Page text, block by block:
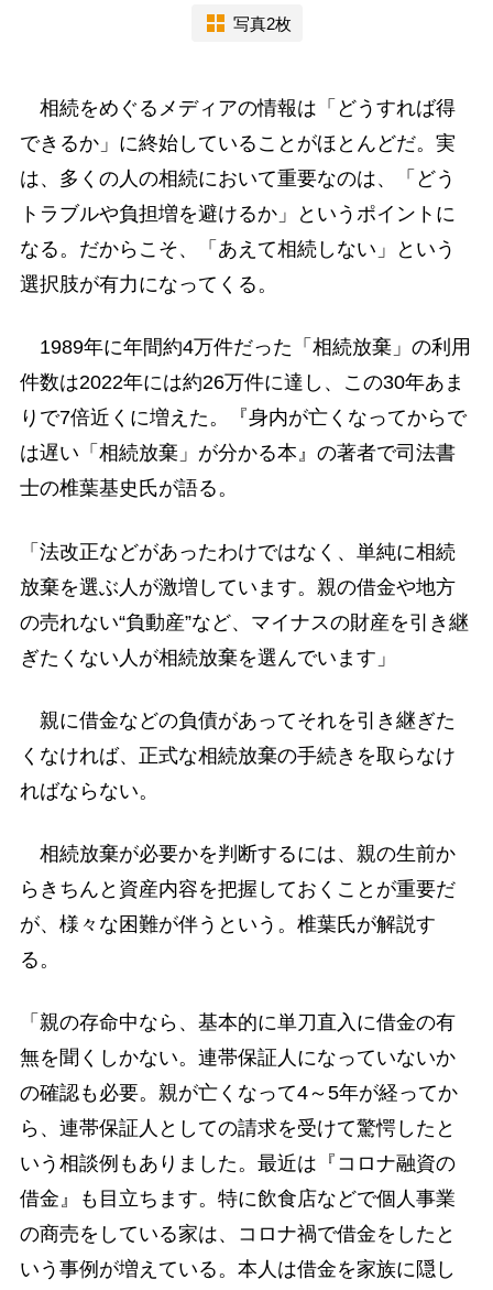
写真2枚
相続をめぐるメディアの情報は「どうすれば得
できるか」に終始していることがほとんどだ。実
は、多くの人の相続において重要なのは、「どう
トラブルや負担増を避けるか」というポイントに
なる。だからこそ、「あえて相続しない」という
選択肢が有力になってくる。
1989年に年間約4万件だった「相続放棄」の利用
件数は2022年には約26万件に達し、この30年あま
りで7倍近くに増えた。『身内が亡くなってからで
は遅い「相続放棄」が分かる本』の著者で司法書
士の椎葉基史氏が語る。
「法改正などがあったわけではなく、単純に相続
放棄を選ぶ人が激増しています。親の借金や地方
の売れない“負動産”など、マイナスの財産を引き継
ぎたくない人が相続放棄を選んでいます」
親に借金などの負債があってそれを引き継ぎた
くなければ、正式な相続放棄の手続きを取らなけ
ればならない。
相続放棄が必要かを判断するには、親の生前か
らきちんと資産内容を把握しておくことが重要だ
が、様々な困難が伴うという。椎葉氏が解説す
る。
「親の存命中なら、基本的に単刀直入に借金の有
無を聞くしかない。連帯保証人になっていないか
の確認も必要。親が亡くなって4～5年が経ってか
ら、連帯保証人としての請求を受けて驚愕したと
いう相談例もありました。最近は『コロナ融資の
借金』も目立ちます。特に飲食店などで個人事業
の商売をしている家は、コロナ禍で借金をしたと
いう事例が増えている。本人は借金を家族に隠し